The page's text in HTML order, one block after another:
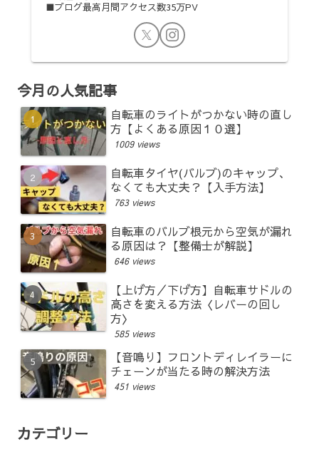
■ブログ最高月間アクセス数35万PV
今月の人気記事
自転車のライトがつかない時の直し
方【よくある原因１０選】
1009 views
自転車タイヤ(バルブ)のキャップ、
なくても大丈夫？【入手方法】
763 views
自転車のバルブ根元から空気が漏れ
る原因は？【整備士が解説】
646 views
【上げ方／下げ方】自転車サドルの
高さを変える方法〈レバーの回し
方〉
585 views
【音鳴り】フロントディレイラーに
チェーンが当たる時の解決方法
451 views
カテゴリー